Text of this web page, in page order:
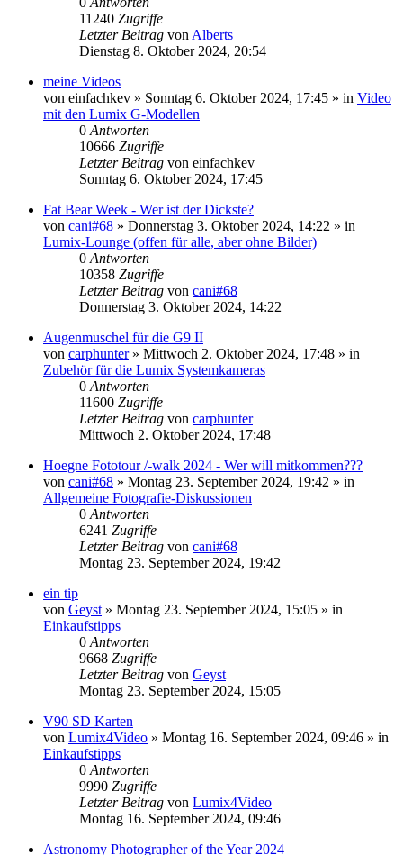
11240 Zugriffe
Letzter Beitrag von Alberts
Dienstag 8. Oktober 2024, 20:54
meine Videos
von einfachkev » Sonntag 6. Oktober 2024, 17:45 » in Video
mit den Lumix G-Modellen
0 Antworten
10666 Zugriffe
Letzter Beitrag von einfachkev
Sonntag 6. Oktober 2024, 17:45
Fat Bear Week - Wer ist der Dickste?
von cani#68 » Donnerstag 3. Oktober 2024, 14:22 » in
Lumix-Lounge (offen für alle, aber ohne Bilder)
0 Antworten
10358 Zugriffe
Letzter Beitrag von cani#68
Donnerstag 3. Oktober 2024, 14:22
Augenmuschel für die G9 II
von carphunter» Mittwoch 2. Oktober 2024, 17:48 » in
Zubehör für die Lumix Systemkameras
0 Antworten
11600 Zugriffe
Letzter Beitrag von carphunter
Mittwoch 2. Oktober 2024, 17:48
Hoegne Fototour /-walk 2024 - Wer will mitkommen???
von cani#68 » Montag 23. September 2024, 19:42 » in
Allgemeine Fotografie-Diskussionen
0 Antworten
6241 Zugriffe
Letzter Beitrag von cani#68
Montag 23. September 2024, 19:42
ein tip
von Geyst » Montag 23. September 2024, 15:05 » in
Einkaufstipps
0 Antworten
9668 Zugriffe
Letzter Beitrag von Geyst
Montag 23. September 2024, 15:05
V90 SD Karten
von Lumix4Video » Montag 16. September 2024, 09:46 » in
Einkaufstipps
0 Antworten
9990 Zugriffe
Letzter Beitrag von Lumix4Video
Montag 16. September 2024, 09:46
Astronomy Photographer of the Year 2024